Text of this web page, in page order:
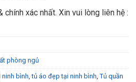
xác nhất. Xin vui lòng liên hệ :
phòng ngủ
ninh bình,tủ áo đẹp tại ninh bình, Tủ quần